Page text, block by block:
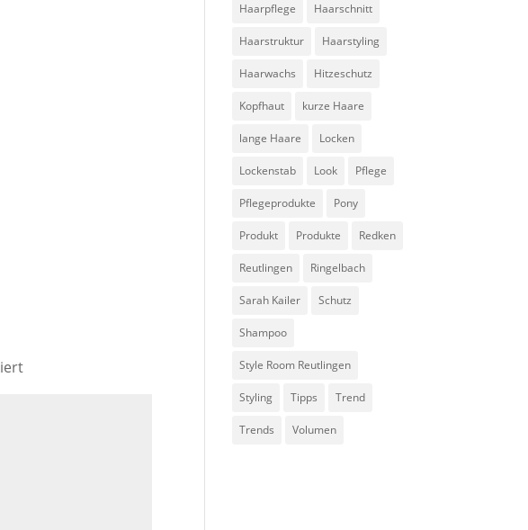
Haarpflege Haarschnitt
Haarstruktur Haarstyling
Haarwachs Hitzeschutz
Kopfhaut kurze Haare
lange Haare Locken
Lockenstab Look Pflege
Pflegeprodukte Pony
Produkt Produkte Redken
Reutlingen Ringelbach
Sarah Kailer Schutz
Shampoo
Style Room Reutlingen
Styling Tipps Trend
Trends Volumen